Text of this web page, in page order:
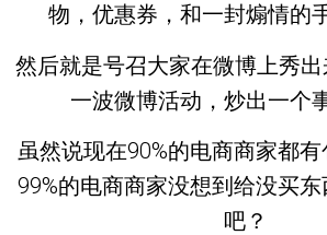
物，优惠券，和一封煽情的
然后就是号召大家在微博上秀
一波微博活动，炒出一个
虽然说现在90%的电商商家都
99%的电商商家没想到给没买
吧？